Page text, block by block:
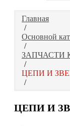
Главная
/
Основной
/
ЗАПЧАСТИ
/
ЦЕПИ И
/
ЦЕПИ И